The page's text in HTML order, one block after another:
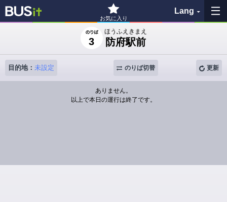
お気に入り
Lang
お気に入り
履歴
地図を見る
3
ほうふえきまえ
防府駅前
目的地： 未設定 更新
のりば切替
ありません。
以上で本日の運行は終了です。